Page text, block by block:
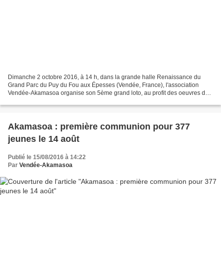
Dimanche 2 octobre 2016, à 14 h, dans la grande halle Renaissance du
Grand Parc du Puy du Fou aux Épesses (Vendée, France), l'association
Vendée-Akamasoa organise son 5ème grand loto, au profit des oeuvres du
Akamasoa : première communion pour 377
jeunes le 14 août
Publié le 15/08/2016 à 14:22
Par Vendée-Akamasoa